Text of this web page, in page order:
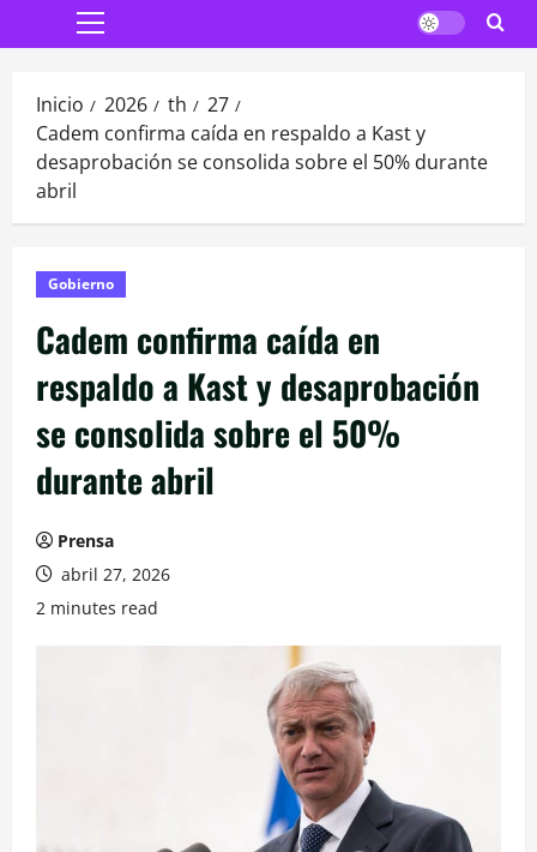
Menú
Inicio 2026 th
27
Cadem confirma caída en respaldo a Kast y
desaprobación se consolida sobre el 50% durante
abril
Gobierno
Cadem confirma caída en
respaldo a Kast y desaprobación
se consolida sobre el 50%
durante abril
Prensa
abril 27, 2026
2 minutes read